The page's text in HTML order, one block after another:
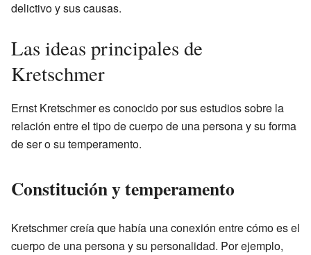
delictivo y sus causas.
Las ideas principales de
Kretschmer
Ernst Kretschmer es conocido por sus estudios sobre la
relación entre el tipo de cuerpo de una persona y su forma
de ser o su temperamento.
Constitución y temperamento
Kretschmer creía que había una conexión entre cómo es el
cuerpo de una persona y su personalidad. Por ejemplo,